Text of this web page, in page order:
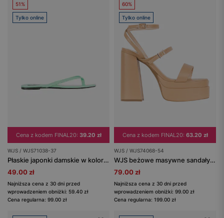
51%
Tylko online
Cena z kodem FINAL20: 39.20 zł
WJS / WJS71038-37
Płaskie japonki damskie w kolorze miętowym
49.00 zł
Najniższa cena z 30 dni przed
wprowadzeniem obniżki: 59.40 zł
Cena regularna: 99.00 zł
60%
Tylko online
Cena z kodem FINAL20: 63.20 zł
WJS / WJS74068-54
WJS beżowe masywne sandały damskie na wysokim obcasie
79.00 zł
Najniższa cena z 30 dni przed
wprowadzeniem obniżki: 99.00 zł
Cena regularna: 199.00 zł